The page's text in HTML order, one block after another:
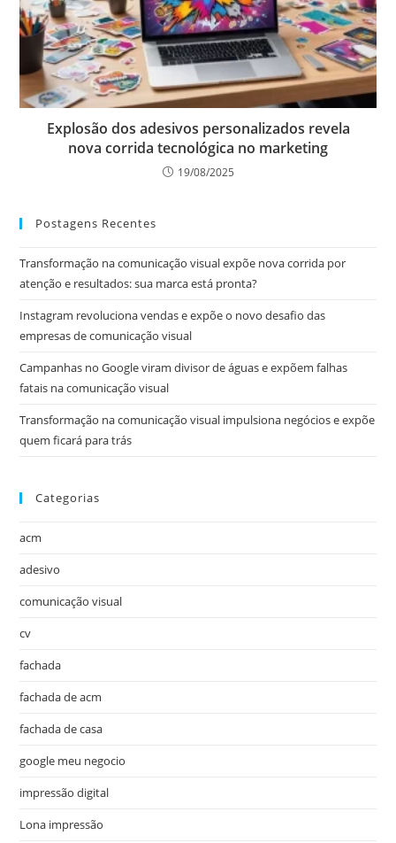
Explosão dos adesivos personalizados revela
nova corrida tecnológica no marketing
19/08/2025
Postagens Recentes
Transformação na comunicação visual expõe nova corrida por
atenção e resultados: sua marca está pronta?
Instagram revoluciona vendas e expõe o novo desafio das
empresas de comunicação visual
Campanhas no Google viram divisor de águas e expõem falhas
fatais na comunicação visual
Transformação na comunicação visual impulsiona negócios e expõe
quem ficará para trás
Categorias
acm
adesivo
comunicação visual
cv
fachada
fachada de acm
fachada de casa
google meu negocio
impressão digital
Lona impressão